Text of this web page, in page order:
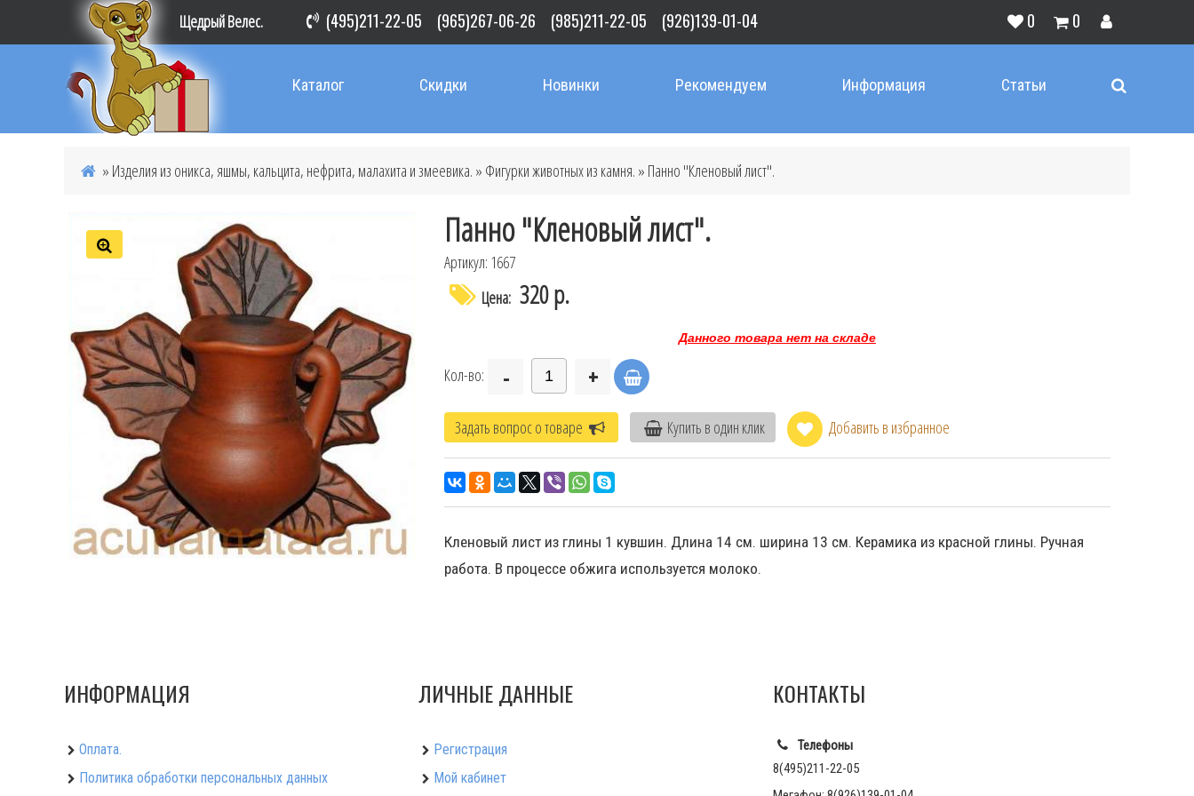
Щедрый Велес. (495)211-22-05 (965)267-06-26 (985)211-22-05 (926)139-01-04 0 0
Каталог Скидки Новинки Рекомендуем Информация Статьи
» Изделия из оникса, яшмы, кальцита, нефрита, малахита и змеевика. » Фигурки животных из камня. » Панно "Кленовый лист".
Панно "Кленовый лист".
Артикул: 1667
Цена: 320 р.
Данного товара нет на складе
Кол-во: - +
Задать вопрос о товаре Купить в один клик Добавить в избранное
Кленовый лист из глины 1 кувшин. Длина 14 см. ширина 13 см. Керамика из красной глины. Ручная
работа. В процессе обжига используется молоко.
ИНФОРМАЦИЯ
Оплата.
Политика обработки персональных данных
ЛИЧНЫЕ ДАННЫЕ
Регистрация
Мой кабинет
КОНТАКТЫ
Телефоны
8(495)211-22-05